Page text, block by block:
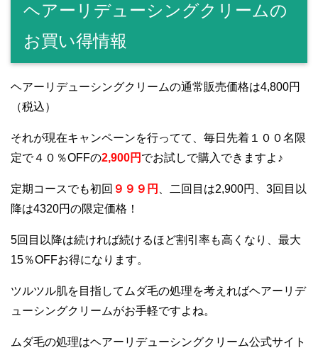
ヘアーリデューシングクリームの
お買い得情報
ヘアーリデューシングクリームの通常販売価格は4,800円
（税込）
それが現在キャンペーンを行ってて、毎日先着１００名限
定で４０％OFFの2,900円 でお試しで購入できますよ♪
定期コースでも初回 ９９９円
、二回目は2,900円、3回目以
降は4320円の限定価格！
5回目以降は続ければ続けるほど割引率も高くなり、最大
15％OFFお得になります。
ツルツル肌を目指してムダ毛の処理を考えればヘアーリデ
ューシングクリームがお手軽ですよね。
ムダ毛の処理はヘアーリデューシングクリーム公式サイト